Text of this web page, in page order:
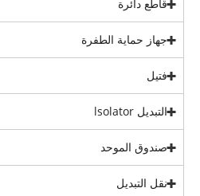
قاطع دائرة
جهاز حماية الطفرة
فتيل
التبديل lsolator
صندوق الموحد
نقل التبديل